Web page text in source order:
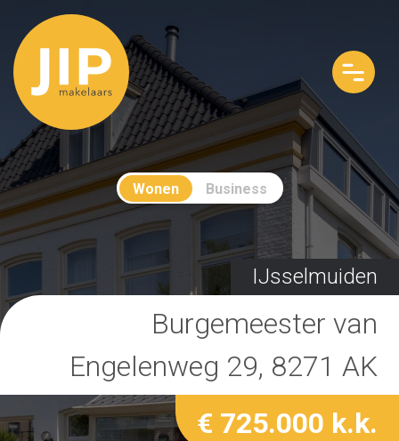
Wonen Business
IJsselmuiden
Burgemeester van
Engelenweg 29, 8271 AK
€ 725.000 k.k.